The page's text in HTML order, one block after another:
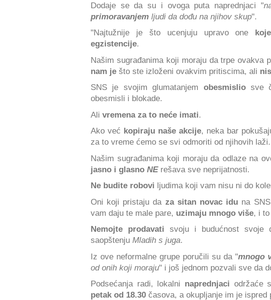
Dodaje se da su i ovoga puta naprednjaci "
primoravanjem ljudi da dođu na njihov skup".
"Najtužnije je što ucenjuju upravo one
egzistencije.
Našim sugrađanima koji moraju da trpe ovakva
nam je što ste izloženi ovakvim pritiscima, ali
SNS je svojim glumatanjem obesmisliosve
obesmisli i blokade.
Ali vremena za to neće imati.
Ako već kopiraju naše akcije, neka bar
za to vreme ćemo se svi odmoriti od njihovih laži.
Našim sugrađanima koji moraju da odlaze na
jasno i glasno NErešava sve neprijatnosti.
Ne budite robovi ljudima koji vam nisu ni do
Oni koji pristaju da za sitan novac idu na
vam daju te male pare, uzimaju mnogo više, i
Nemojte prodavati svoju i budućnost svoje
saopštenju Mladih s juga.
Iz ove neformalne grupe poručili su da "mnogo
od onih koji moraju" i još jednom pozvali sve da
Podsećanja radi, lokalni naprednjaci održaće
petak od 18.30 časova, a okupljanje im je ispred